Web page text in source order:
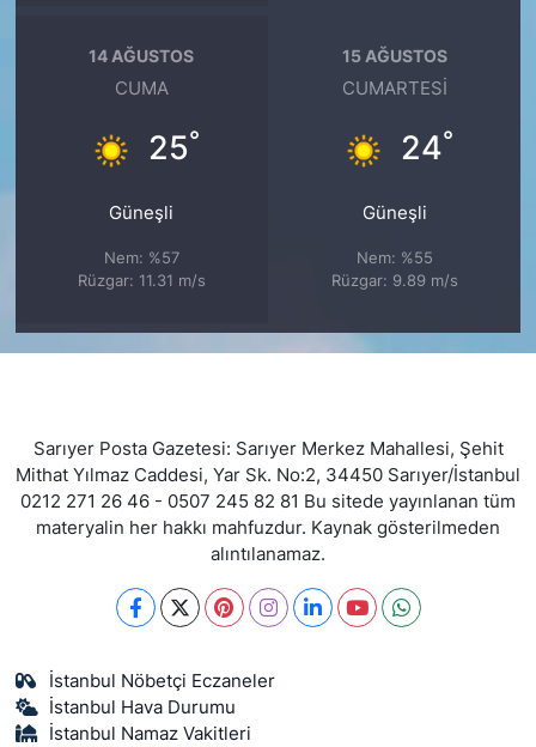
14 AĞUSTOS
CUMA
25°
Güneşli
Nem: %57
Rüzgar: 11.31 m/s
15 AĞUSTOS
CUMARTESI
24°
Güneşli
Nem: %55
Rüzgar: 9.89 m/s
Sarıyer Posta Gazetesi: Sarıyer Merkez Mahallesi, Şehit
Mithat Yılmaz Caddesi, Yar Sk. No:2, 34450 Sarıyer/İstanbul
0212 271 26 46 - 0507 245 82 81 Bu sitede yayınlanan tüm
materyalin her hakkı mahfuzdur. Kaynak gösterilmeden
alıntılanamaz.
İstanbul Nöbetçi Eczaneler
İstanbul Hava Durumu
İstanbul Namaz Vakitleri